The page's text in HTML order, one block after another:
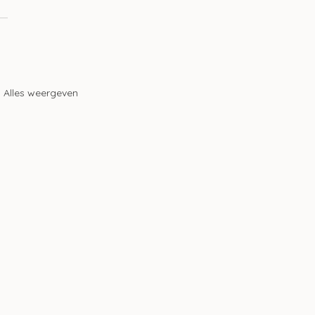
Alles weergeven